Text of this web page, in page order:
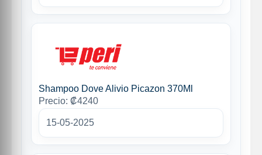
Shampoo Dove Alivio Picazon 370Ml
Precio: ₡4240
15-05-2025